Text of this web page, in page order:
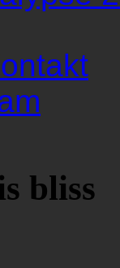
bliss